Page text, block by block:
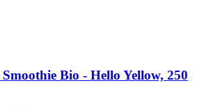
Smoothie Bio -​ Hello Yellow, 250